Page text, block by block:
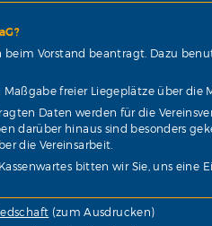
Vorstand beantragt. Dazu
freier Liegeplätze über die
Daten werden für die
darüber hinaus sind besonders
die Vereinsarbeit.
bitten wir Sie, uns eine
(zum Ausdrucken)